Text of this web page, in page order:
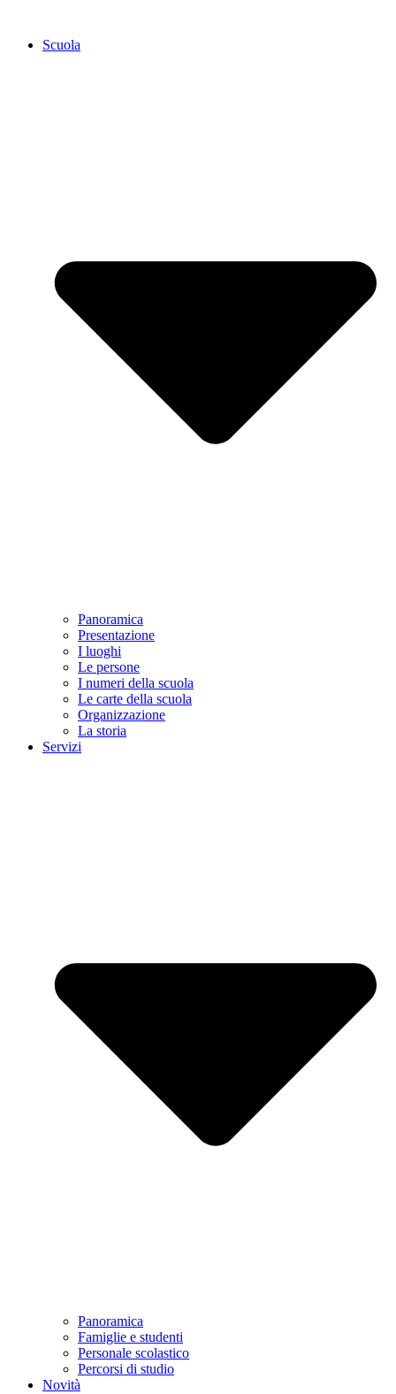
Scuola
Panoramica
Presentazione
I luoghi
Le persone
I numeri della scuola
Le carte della scuola
Organizzazione
La storia
Servizi
Panoramica
Famiglie e studenti
Personale scolastico
Percorsi di studio
Novità